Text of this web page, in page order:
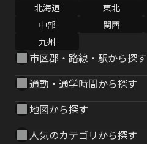
北海道 東北
中部
関西
九州
市区郡・路線・駅から探す
通勤・通学時間から探す
地図から探す
人気のカテゴリから探す